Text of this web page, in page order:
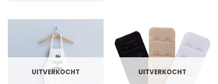
UITVERKOCHT UITVERKOCHT